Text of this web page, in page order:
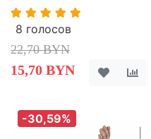
8 голосов
22,70 BYN
15,70 BYN
-30,59%